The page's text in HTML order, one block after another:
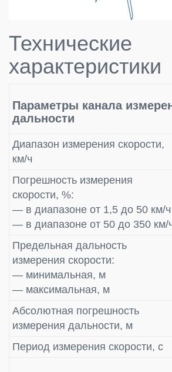
Технические
характеристики
Параметры канала
дальности
Диапазон измерения скорости,
км/ч
Погрешность измерения
скорости, %:
— в диапазоне от 1,5 до 50 км/ч
— в диапазоне от 50 до 350 км/
Предельная дальность
измерения скорости:
— минимальная, м
— максимальная, м
Абсолютная погрешность
измерения дальности, м
Период измерения скорости, с